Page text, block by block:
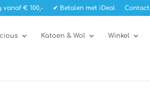
vanaf € 100,- ✔ Betalen met iDeal Contact
Katoen & Wol Winkel